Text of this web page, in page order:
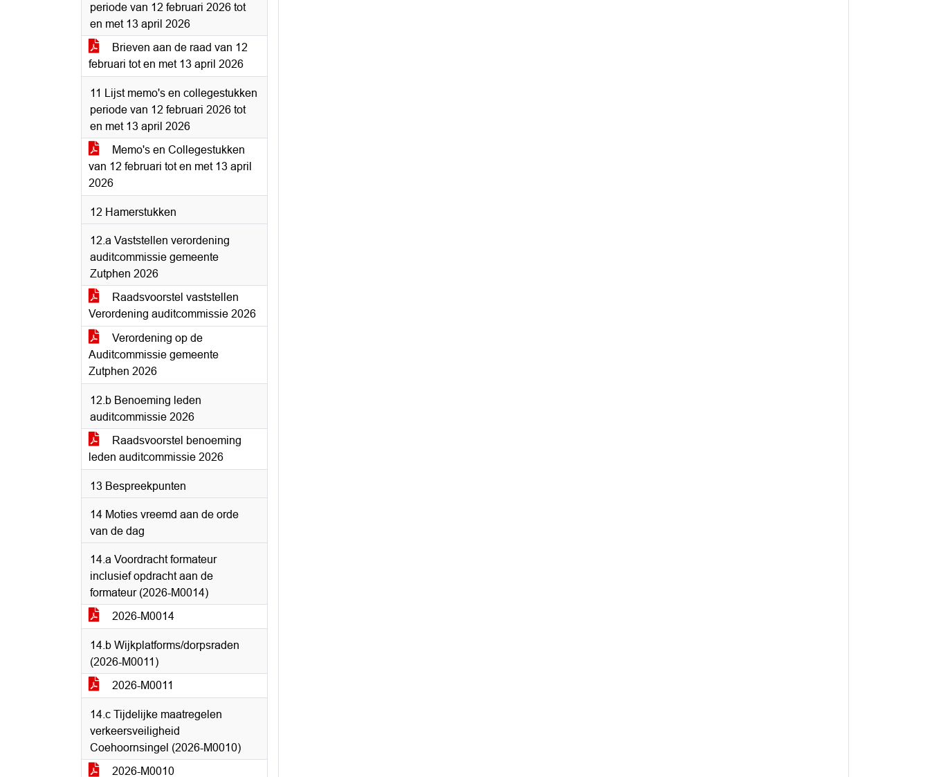
periode van 12 februari 2026 tot
en met 13 april 2026
Brieven aan de raad van 12
februari tot en met 13 april 2026
11 Lijst memo's en collegestukken
periode van 12 februari 2026 tot
en met 13 april 2026
Memo's en Collegestukken
van 12 februari tot en met 13 april
2026
12 Hamerstukken
12.a Vaststellen verordening
auditcommissie gemeente
Zutphen 2026
Raadsvoorstel vaststellen
Verordening auditcommissie 2026
Verordening op de
Auditcommissie gemeente
Zutphen 2026
12.b Benoeming leden
auditcommissie 2026
Raadsvoorstel benoeming
leden auditcommissie 2026
13 Bespreekpunten
14 Moties vreemd aan de orde
van de dag
14.a Voordracht formateur
inclusief opdracht aan de
formateur (2026-M0014)
2026-M0014
14.b Wijkplatforms/dorpsraden
(2026-M0011)
2026-M0011
14.c Tijdelijke maatregelen
verkeersveiligheid
Coehoornsingel (2026-M0010)
2026-M0010